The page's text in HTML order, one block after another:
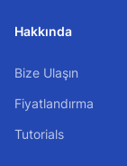
Hakkında
Bize Ulaşın
Fiyatlandırma
Tutorials